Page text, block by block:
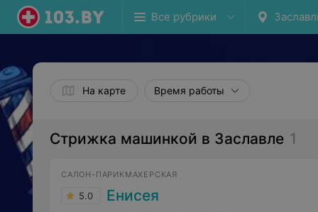
Все рубрики
На карте Время работы
Стрижка машинкой в Заславле 1
САЛОН-ПАРИКМАХЕРСКАЯ
5.0 Енисея